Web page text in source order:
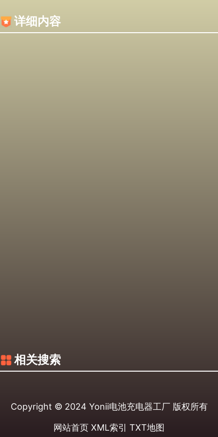
详细内容
相关搜索
Copyright © 2024 Yonii电池充电器工厂版权所有
网站首页 XML索引 TXT地图